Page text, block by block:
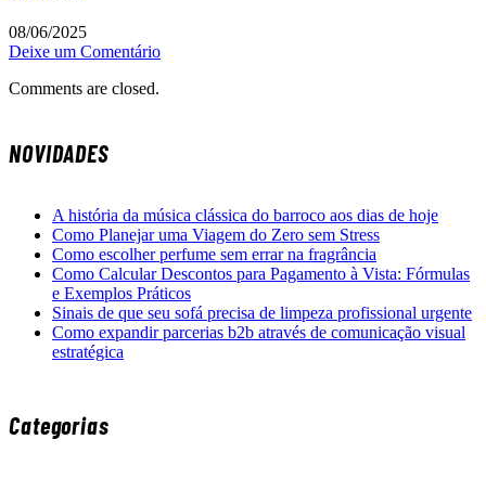
08/06/2025
Deixe um Comentário
Comments are closed.
NOVIDADES
A história da música clássica do barroco aos dias de hoje
Como Planejar uma Viagem do Zero sem Stress
Como escolher perfume sem errar na fragrância
Como Calcular Descontos para Pagamento à Vista: Fórmulas
e Exemplos Práticos
Sinais de que seu sofá precisa de limpeza profissional urgente
Como expandir parcerias b2b através de comunicação visual
estratégica
Categorias